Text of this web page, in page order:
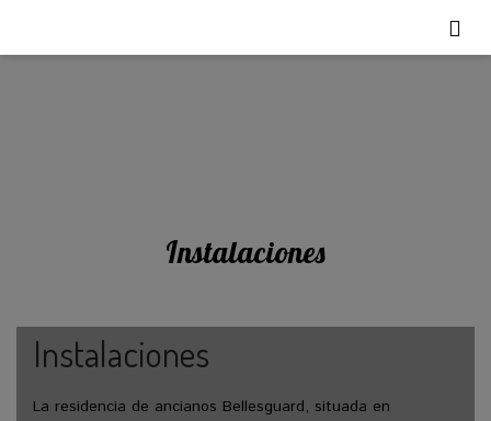
Instalaciones
Instalaciones
La residencia de ancianos Bellesguard, situada en